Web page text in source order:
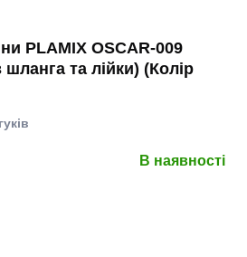
PLAMIX OSCAR-009
та лійки) (Колір
В наявності